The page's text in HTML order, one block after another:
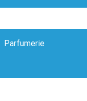
Parfumerie